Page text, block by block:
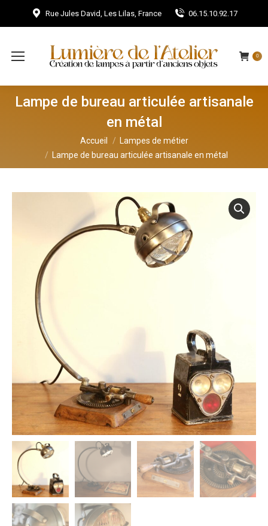
Rue Jules David, Les Lilas, France 06.15.10.92.17
0
Lampe de bureau articulée artisanale
en métal
Accueil
Lampes de métier
Lampe de bureau articulée artisanale en métal